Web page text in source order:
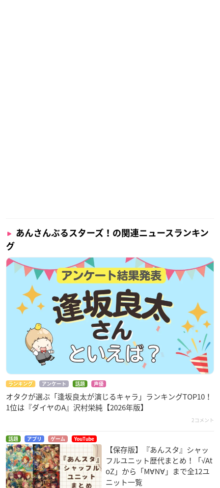
あんさんぶるスターズ！の関連ニュースランキン
グ
ランキング アンケート 話題 声優
オタクが選ぶ「逢坂良太が演じるキャラ」ランキングTOP10！
1位は『ダイヤのA』沢村栄純【2026年版】
2コメント
話題 アプリ ゲーム YouTube
【保存版】『あんスタ』シャッ
フルユニット歴代まとめ！「√At
oZ」から「M∀N∀」まで全12ユ
ニット一覧